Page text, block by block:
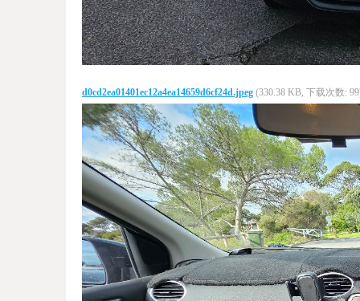
d0cd2ea01401ec12a4ea14659d6cf24d.jpeg (330.38 KB, 下载次数: